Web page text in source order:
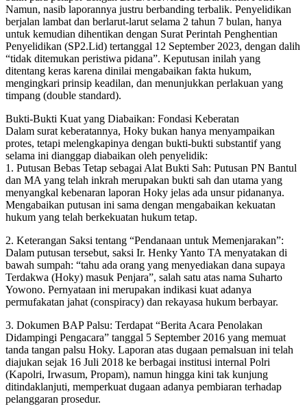
Namun, nasib laporannya justru berbanding terbalik. Penyelidikan
berjalan lambat dan berlarut-larut selama 2 tahun 7 bulan, hanya
untuk kemudian dihentikan dengan Surat Perintah Penghentian
Penyelidikan (SP2.Lid) tertanggal 12 September 2023, dengan dalih
“tidak ditemukan peristiwa pidana”. Keputusan inilah yang
ditentang keras karena dinilai mengabaikan fakta hukum,
mengingkari prinsip keadilan, dan menunjukkan perlakuan yang
timpang (double standard).
Bukti-Bukti Kuat yang Diabaikan: Fondasi Keberatan
Dalam surat keberatannya, Hoky bukan hanya menyampaikan
protes, tetapi melengkapinya dengan bukti-bukti substantif yang
selama ini dianggap diabaikan oleh penyelidik:
1. Putusan Bebas Tetap sebagai Alat Bukti Sah: Putusan PN Bantul
dan MA yang telah inkrah merupakan bukti sah dan utama yang
menyangkal kebenaran laporan Hoky jelas ada unsur pidananya.
Mengabaikan putusan ini sama dengan mengabaikan kekuatan
hukum yang telah berkekuatan hukum tetap.
2. Keterangan Saksi tentang “Pendanaan untuk Memenjarakan”:
Dalam putusan tersebut, saksi Ir. Henky Yanto TA menyatakan di
bawah sumpah: “tahu ada orang yang menyediakan dana supaya
Terdakwa (Hoky) masuk Penjara”, salah satu atas nama Suharto
Yowono. Pernyataan ini merupakan indikasi kuat adanya
permufakatan jahat (conspiracy) dan rekayasa hukum berbayar.
3. Dokumen BAP Palsu: Terdapat “Berita Acara Penolakan
Didampingi Pengacara” tanggal 5 September 2016 yang memuat
tanda tangan palsu Hoky. Laporan atas dugaan pemalsuan ini telah
diajukan sejak 16 Juli 2018 ke berbagai institusi internal Polri
(Kapolri, Irwasum, Propam), namun hingga kini tak kunjung
ditindaklanjuti, memperkuat dugaan adanya pembiaran terhadap
pelanggaran prosedur.